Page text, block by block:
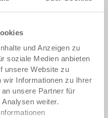
und Anzeigen zu
soziale Medien anbieten
unsere Website zu
wir Informationen zu Ihrer
unsere Partner für
weiter.
bestellt werden: